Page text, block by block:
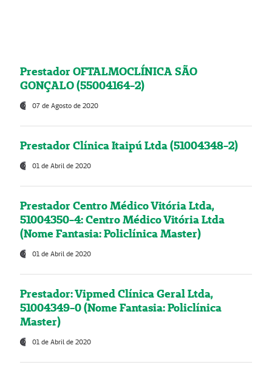
Prestador OFTALMOCLÍNICA SÃO
GONÇALO (55004164-2)
07 de Agosto de 2020
Prestador Clínica Itaipú Ltda (51004348-2)
01 de Abril de 2020
Prestador Centro Médico Vitória Ltda,
51004350-4: Centro Médico Vitória Ltda
(Nome Fantasia: Policlínica Master)
01 de Abril de 2020
Prestador: Vipmed Clínica Geral Ltda,
51004349-0 (Nome Fantasia: Policlínica
Master)
01 de Abril de 2020